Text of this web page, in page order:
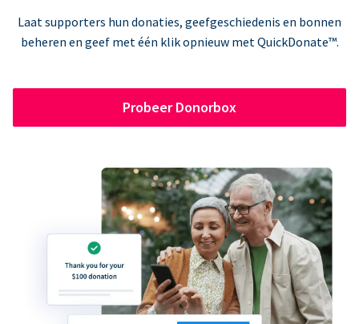
Laat supporters hun donaties, geefgeschiedenis en bonnen
beheren en geef met één klik opnieuw met QuickDonate™.
Probeer Donorbox